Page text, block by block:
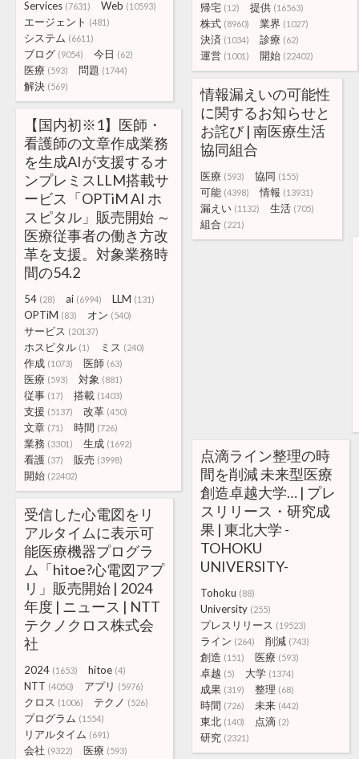
帰宅 (12) 提供 (16563)
株式 (8960) 業界 (1027)
決済 (1034) 診療 (62)
運営 (1001) 開始 (22402)
Services (7631) Web (10593)
エージェント (481)
システム (6611)
ブログ (9054) 今日 (62)
医療 (593) 問題 (1744)
解決 (569)
情報漏えいの可能性
に関するお知らせと
お詫び | 南医療生活
協同組合
医療 (593) 協同 (155)
可能 (4398) 情報 (13931)
漏えい (1132) 生活 (705)
組合 (221)
【国内初※1】医師・
看護師の文章作成業務
を生成AIが支援するオ
ンプレミスLLM搭載サ
ービス「OPTiM AI ホ
スピタル」販売開始 ～
医療従事者の働き方改
革を支援。対象業務時
間の54.2
54 (28) ai (6994) LLM (131)
OPTiM (83) オン (540)
サービス (20137)
ホスピタル (1) ミス (240)
作成 (1073) 医師 (63)
医療 (593) 対象 (881)
従事 (17) 搭載 (1403)
支援 (5137) 改革 (450)
文章 (71) 時間 (726)
業務 (3301) 生成 (1692)
看護 (37) 販売 (3998)
開始 (22402)
点滴ライン整理の時
間を削減 未来型医療
創造卓越大学… | プレ
スリリース・研究成
果 | 東北大学 -
TOHOKU
UNIVERSITY-
Tohoku (88)
University (255)
プレスリリース (19523)
ライン (264) 削減 (743)
創造 (151) 医療 (593)
卓越 (5) 大学 (1374)
成果 (319) 整理 (68)
時間 (726) 未来 (442)
東北 (140) 点滴 (2)
研究 (2321)
受信した心電図をリ
アルタイムに表示可
能医療機器プログラ
ム「hitoe?心電図アプ
リ」販売開始 | 2024
年度 | ニュース | NTT
テクノクロス株式会
社
2024 (1653) hitoe (4)
NTT (4050) アプリ (5976)
クロス (1006) テクノ (526)
プログラム (1554)
リアルタイム (691)
会社 (9322) 医療 (593)